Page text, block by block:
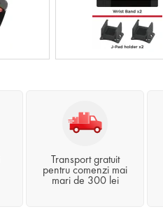
Transport gratuit
pentru comenzi mai
mari de 300 lei